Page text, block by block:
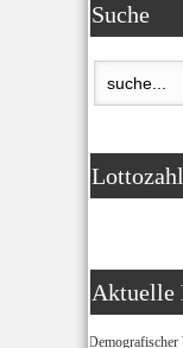
Suche
Aktuelle